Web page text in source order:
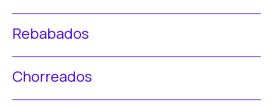
Rebabados
Chorreados